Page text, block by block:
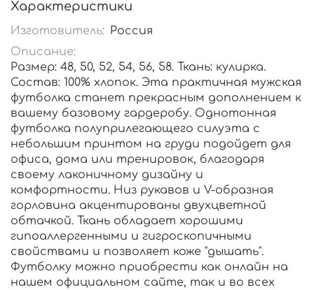
Характеристики
Изготовитель: Россия
Описание:
Размер: 48, 50, 52, 54, 56, 58. Ткань: кулирка.
Состав: 100% хлопок. Эта практичная мужская
футболка станет прекрасным дополнением к
вашему базовому гардеробу. Однотонная
футболка полуприлегающего силуэта с
небольшим принтом на груди подойдет для
офиса, дома или тренировок, благодаря
своему лаконичному дизайну и
комфортности. Низ рукавов и V-образная
горловина акцентированы двухцветной
обтачкой. Ткань обладает хорошими
гипоаллергенными и гигроскопичными
свойствами и позволяет коже "дышать".
Футболку можно приобрести как онлайн на
нашем официальном сайте, так и во всех